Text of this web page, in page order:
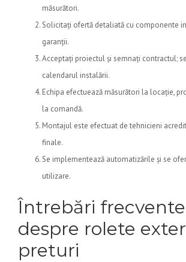
măsurători.
Solicitați ofertă detaliată cu componente
garanții.
Acceptați proiectul și semnați contractul;
calendarul instalării.
Echipa efectuează măsurători la locație,
la comandă.
Montajul este efectuat de tehnicieni
finale.
Se implementează automatizările și se
utilizare.
Întrebări frecvente
despre rolete
preturi